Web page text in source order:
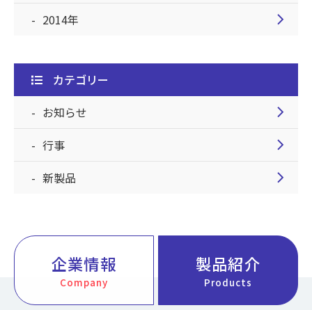
2014年 chevron_right
カテゴリー
お知らせ
chevron_right
行事 chevron_right
新製品 chevron_right
企業情報
Company
製品紹介
Products